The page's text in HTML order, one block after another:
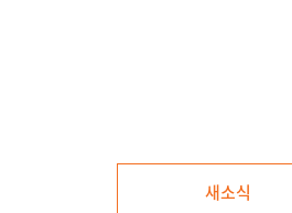
NEW 미국 LA점 오픈
새소식